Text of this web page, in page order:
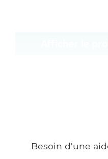
Besoin d'une